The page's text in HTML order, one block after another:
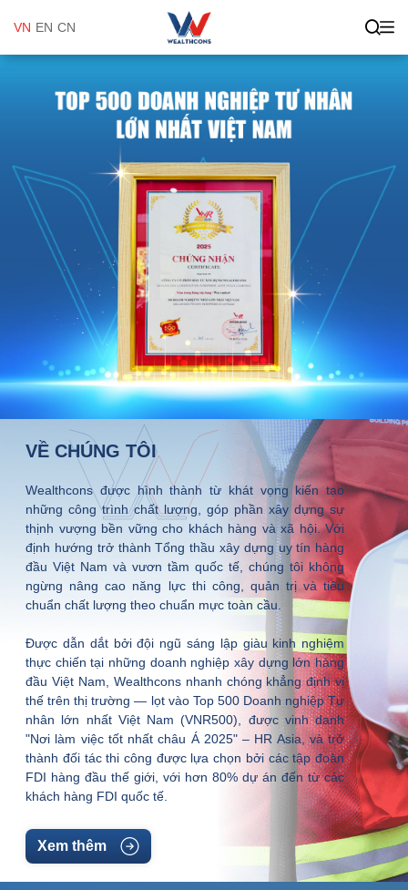
VN EN CN
VỀ CHÚNG TÔI
Wealthcons được hình thành từ khát vọng kiến tạo
những công trình chất lượng, góp phần xây dựng sự
thịnh vượng bền vững cho khách hàng và xã hội. Với
định hướng trở thành Tổng thầu xây dựng uy tín hàng
đầu Việt Nam và vươn tầm quốc tế, chúng tôi không
ngừng nâng cao năng lực thi công, quản trị và tiêu
chuẩn chất lượng theo chuẩn mực toàn cầu.
Được dẫn dắt bởi đội ngũ sáng lập giàu kinh nghiệm
thực chiến tại những doanh nghiệp xây dựng lớn hàng
đầu Việt Nam, Wealthcons nhanh chóng khẳng định vị
thế trên thị trường — lọt vào Top 500 Doanh nghiệp Tư
nhân lớn nhất Việt Nam (VNR500), được vinh danh
"Nơi làm việc tốt nhất châu Á 2025" – HR Asia, và trở
thành đối tác thi công được lựa chọn bởi các tập đoàn
FDI hàng đầu thế giới, với hơn 80% dự án đến từ các
khách hàng FDI quốc tế.
Xem thêm